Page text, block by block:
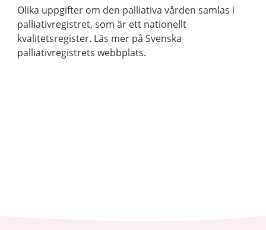
Olika uppgifter om den palliativa vården samlas i
palliativregistret, som är ett nationellt
kvalitetsregister. Läs mer på Svenska
palliativregistrets webbplats.